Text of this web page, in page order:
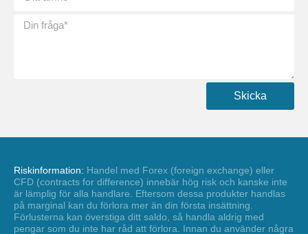
Skicka
Riskinformation: Handel med Forex (foreign exchange) eller
CFD (contracts for difference) innebär hög risk och kanske inte
är lämplig för alla handlare. Eftersom dessa produkter handlas
på marginal kan du förlora mer än din första insättning.
Förlusterna kan överstiga ditt saldo, så handla aldrig med
pengar som du inte har råd att förlora. Innan du använder några